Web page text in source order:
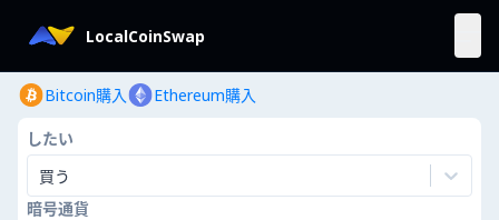
LocalCoinSwap
Bitcoin購入 Ethereum購入
したい
買う
暗号通貨